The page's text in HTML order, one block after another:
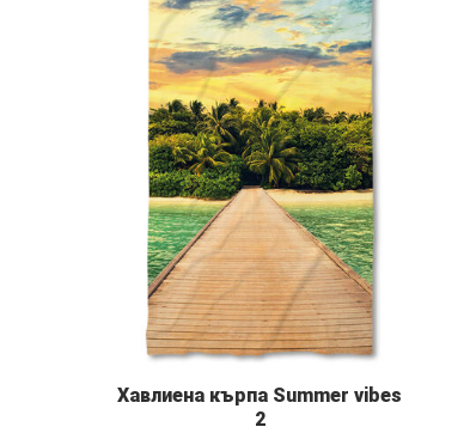
Хавлиена кърпа Summer vibes
2